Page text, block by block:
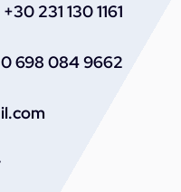
+30 231 130 1161
698 084 9662